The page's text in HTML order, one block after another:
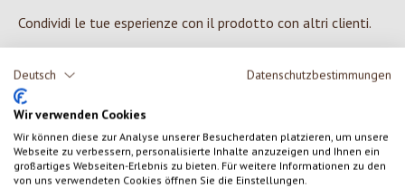
Deutsch Datenschutzbestimmungen
Wir verwenden Cookies
Wir können diese zur Analyse unserer Besucherdaten platzieren, um unsere
Webseite zu verbessern, personalisierte Inhalte anzuzeigen und Ihnen ein
großartiges Webseiten-Erlebnis zu bieten. Für weitere Informationen zu den
von uns verwendeten Cookies öffnen Sie die Einstellungen.
Condividi le tue esperienze con il prodotto con altri clienti.
SCRIVERE UNA RECENSIONE
Visualizza le valutazioni solo nella lingua corrente.